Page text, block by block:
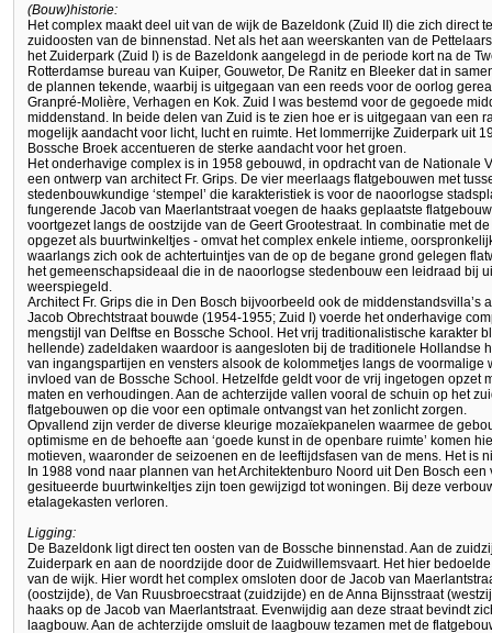
(Bouw)historie:
Het complex maakt deel uit van de wijk de Bazeldonk (Zuid II) die zich direct
zuidoosten van de binnenstad. Net als het aan weerskanten van de
het Zuiderpark (Zuid I) is de Bazeldonk aangelegd in de periode kort na de
Rotterdamse bureau van Kuiper, Gouwetor, De Ranitz en Bleeker dat in
de plannen tekende, waarbij is uitgegaan van een reeds voor de oorlog
Granpré-Molière, Verhagen en Kok. Zuid I was bestemd voor de gegoede
middenstand. In beide delen van Zuid is te zien hoe er is uitgegaan van een
mogelijk aandacht voor licht, lucht en ruimte. Het lommerrijke Zuiderpark uit
Bossche Broek accentueren de sterke aandacht voor het groen.
Het onderhavige complex is in 1958 gebouwd, in opdracht van de Nationale
een ontwerp van architect Fr. Grips. De vier meerlaags flatgebouwen met
stedenbouwkundige ‘stempel’ die karakteristiek is voor de naoorlogse
fungerende Jacob van Maerlantstraat voegen de haaks geplaatste
voortgezet langs de oostzijde van de Geert Grootestraat. In combinatie met
opgezet als buurtwinkeltjes - omvat het complex enkele intieme,
waarlangs zich ook de achtertuintjes van de op de begane grond gelegen
het gemeenschapsideaal die in de naoorlogse stedenbouw een leidraad bij
weerspiegeld.
Architect Fr. Grips die in Den Bosch bijvoorbeeld ook de middenstandsvilla’s
Jacob Obrechtstraat bouwde (1954-1955; Zuid I) voerde het onderhavige
mengstijl van Delftse en Bossche School. Het vrij traditionalistische karakter
hellende) zadeldaken waardoor is aangesloten bij de traditionele Hollandse
van ingangspartijen en vensters alsook de kolommetjes langs de
invloed van de Bossche School. Hetzelfde geldt voor de vrij ingetogen opzet
maten en verhoudingen. Aan de achterzijde vallen vooral de schuin op het
flatgebouwen op die voor een optimale ontvangst van het zonlicht zorgen.
Opvallend zijn verder de diverse kleurige mozaïekpanelen waarmee de
optimisme en de behoefte aan ‘goede kunst in de openbare ruimte’ komen
motieven, waaronder de seizoenen en de leeftijdsfasen van de mens. Het is
In 1988 vond naar plannen van het Architektenburo Noord uit Den Bosch
gesitueerde buurtwinkeltjes zijn toen gewijzigd tot woningen. Bij deze
etalagekasten verloren.
Ligging:
De Bazeldonk ligt direct ten oosten van de Bossche binnenstad. Aan de
Zuiderpark en aan de noordzijde door de Zuidwillemsvaart. Het hier
van de wijk. Hier wordt het complex omsloten door de Jacob van
(oostzijde), de Van Ruusbroecstraat (zuidzijde) en de Anna Bijnsstraat
haaks op de Jacob van Maerlantstraat. Evenwijdig aan deze straat bevindt
laagbouw. Aan de achterzijde omsluit de laagbouw tezamen met de